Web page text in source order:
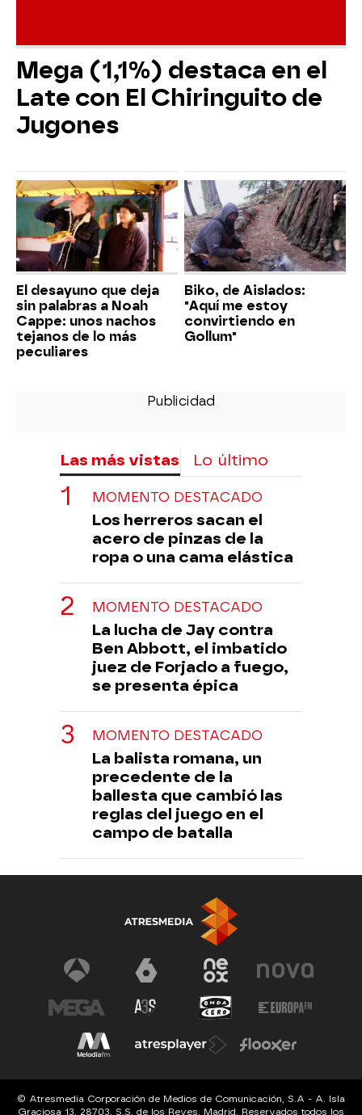
Mega (1,1%) destaca en el
Late con El Chiringuito de
Jugones
El desayuno que deja
sin palabras a Noah
Cappe: unos nachos
tejanos de lo más
peculiares
Biko, de Aislados:
"Aquí me estoy
convirtiendo en
Gollum"
Las más vistas Lo último
MOMENTO DESTACADO
Los herreros sacan el
acero de pinzas de la
ropa o una cama elástica
MOMENTO DESTACADO
La lucha de Jay contra
Ben Abbott, el imbatido
juez de Forjado a fuego,
se presenta épica
MOMENTO DESTACADO
La balista romana, un
precedente de la
ballesta que cambió las
reglas del juego en el
campo de batalla
© Atresmedia Corporación de Medios de Comunicación, S.A - A. Isla
Graciosa 13, 28703, S.S. de los Reyes, Madrid. Reservados todos los